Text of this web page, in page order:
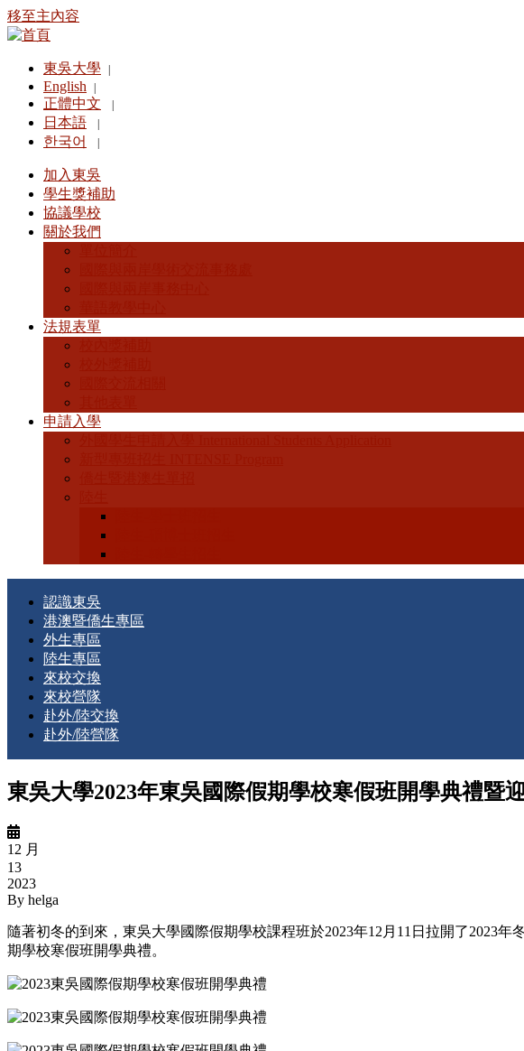
移至主內容
東吳大學
English
正體中文
日本語
한국어
加入東吳
學生獎補助
協議學校
關於我們
法規表單
申請入學
認識東吳
港澳暨僑生專區
外生專區
陸生專區
來校交換
來校營隊
赴外/陸交換
赴外/陸營隊
東吳大學2023年東吳國際假期學校寒假班開學典禮暨
12 月
13
2023
By helga
隨著初冬的到來， 東吳大學國際假期學校課程班於2023年12月1 1 日拉開了2023年
期學校寒假班開學典禮。